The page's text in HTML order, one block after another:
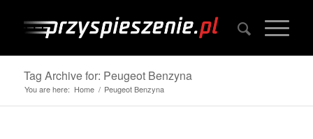
Tag Archive for: Peugeot Benzyna
You are here: Home / Peugeot Benzyna